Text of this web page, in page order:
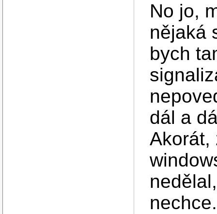
No jo,
nějaká
bych
dál a
Akorát,